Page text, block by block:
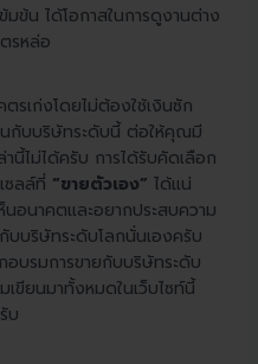
ข้น ได้โอกาสในการดูงานต่าง
รหล่อ
รเก่งโดยไม่ต้องใช้เงินซัก
นกับบริษัทระดับนี้ ต่อให้คุณมี
นี้ไม่ได้ครับ การได้รับคัดเลือก
ซลล์ที่ “ขายตัวเอง” ได้แน่
นาคตและอยากประสบความ
บบริษัทระดับโลกนั่นเองครับ
อบรมการขายกับบริษัทระดับ
เขียนมาทั้งหมดในเว็บไซท์นี้
บ